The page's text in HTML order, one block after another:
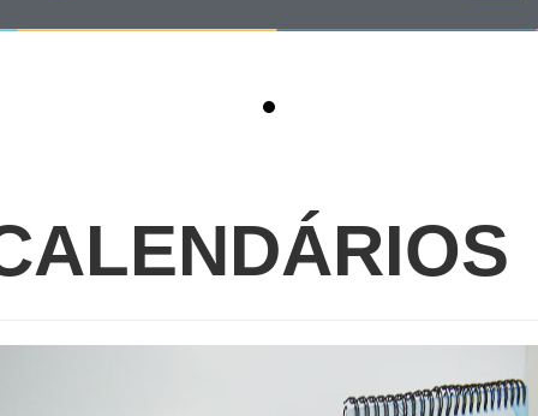
CARTÕES DE VISITA
CADERNOS
quem somos